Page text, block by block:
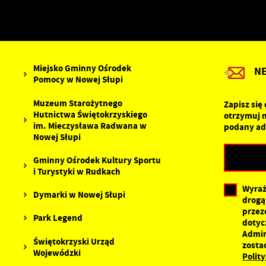
Miejsko Gminny Ośrodek
Pomocy w Nowej Słupi
Muzeum Starożytnego
Hutnictwa Świętokrzyskiego
im. Mieczysława Radwana w
Nowej Słupi
Gminny Ośrodek Kultury Sportu
i Turystyki w Rudkach
Dymarki w Nowej Słupi
Park Legend
Świętokrzyski Urząd
Wojewódzki
Zapisz
otrzymuj
podany